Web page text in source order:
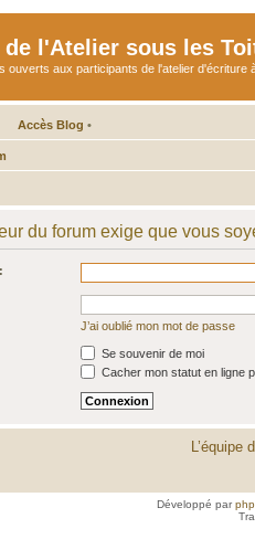
de l'Atelier sous les
ouverts aux participants de l'atelier d'écriture
Accès Blog •
du forum exige que vous
J’ai oublié mon mot de passe
Se souvenir de moi
Cacher mon statut en ligne
L’équipe
Développé par